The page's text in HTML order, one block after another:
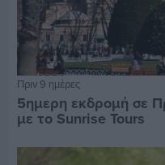
Πριν 9 ημέρες
5ημερη εκδρομή σε
με το Sunrise Tours